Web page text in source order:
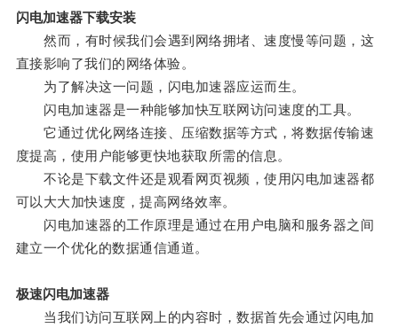
闪电加速器下载安装
然而，有时候我们会遇到网络拥堵、速度慢等问题，这
直接影响了我们的网络体验。
为了解决这一问题，闪电加速器应运而生。
闪电加速器是一种能够加快互联网访问速度的工具。
它通过优化网络连接、压缩数据等方式，将数据传输速
度提高，使用户能够更快地获取所需的信息。
不论是下载文件还是观看网页视频，使用闪电加速器都
可以大大加快速度，提高网络效率。
闪电加速器的工作原理是通过在用户电脑和服务器之间
建立一个优化的数据通信通道。
极速闪电加速器
当我们访问互联网上的内容时，数据首先会通过闪电加